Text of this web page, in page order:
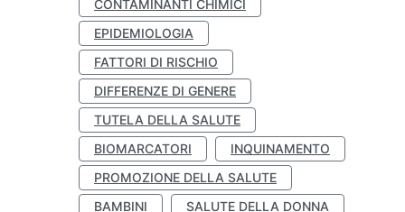
CONTAMINANTI CHIMICI
EPIDEMIOLOGIA
FATTORI DI RISCHIO
DIFFERENZE DI GENERE
TUTELA DELLA SALUTE
BIOMARCATORI
INQUINAMENTO
PROMOZIONE DELLA SALUTE
BAMBINI
SALUTE DELLA DONNA